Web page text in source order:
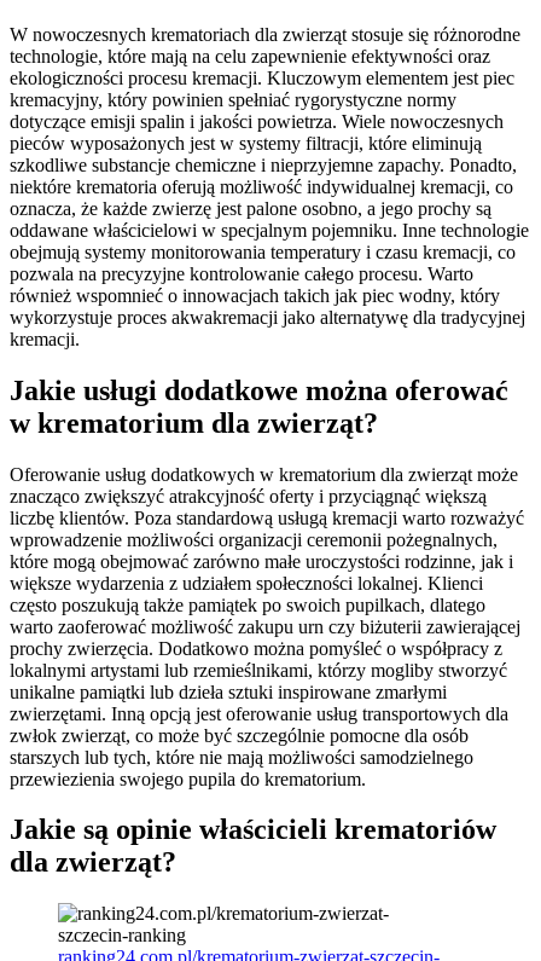
W nowoczesnych krematoriach dla zwierząt stosuje się różnorodne
technologie, które mają na celu zapewnienie efektywności oraz
ekologiczności procesu kremacji. Kluczowym elementem jest piec
kremacyjny, który powinien spełniać rygorystyczne normy
dotyczące emisji spalin i jakości powietrza. Wiele nowoczesnych
pieców wyposażonych jest w systemy filtracji, które eliminują
szkodliwe substancje chemiczne i nieprzyjemne zapachy. Ponadto,
niektóre krematoria oferują możliwość indywidualnej kremacji, co
oznacza, że każde zwierzę jest palone osobno, a jego prochy są
oddawane właścicielowi w specjalnym pojemniku. Inne technologie
obejmują systemy monitorowania temperatury i czasu kremacji, co
pozwala na precyzyjne kontrolowanie całego procesu. Warto
również wspomnieć o innowacjach takich jak piec wodny, który
wykorzystuje proces akwakremacji jako alternatywę dla tradycyjnej
kremacji.
Jakie usługi dodatkowe można oferować
w krematorium dla zwierząt?
Oferowanie usług dodatkowych w krematorium dla zwierząt może
znacząco zwiększyć atrakcyjność oferty i przyciągnąć większą
liczbę klientów. Poza standardową usługą kremacji warto rozważyć
wprowadzenie możliwości organizacji ceremonii pożegnalnych,
które mogą obejmować zarówno małe uroczystości rodzinne, jak i
większe wydarzenia z udziałem społeczności lokalnej. Klienci
często poszukują także pamiątek po swoich pupilkach, dlatego
warto zaoferować możliwość zakupu urn czy biżuterii zawierającej
prochy zwierzęcia. Dodatkowo można pomyśleć o współpracy z
lokalnymi artystami lub rzemieślnikami, którzy mogliby stworzyć
unikalne pamiątki lub dzieła sztuki inspirowane zmarłymi
zwierzętami. Inną opcją jest oferowanie usług transportowych dla
zwłok zwierząt, co może być szczególnie pomocne dla osób
starszych lub tych, które nie mają możliwości samodzielnego
przewiezienia swojego pupila do krematorium.
Jakie są opinie właścicieli krematoriów
dla zwierząt?